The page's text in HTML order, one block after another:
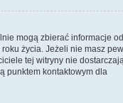
mogą zbierać informacje
życia. Jeżeli nie masz
tej witryny nie dostarczają
punktem kontaktowym dla